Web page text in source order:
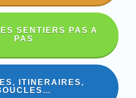
SENTIERS PAS A
PAS
ITINERAIRES,